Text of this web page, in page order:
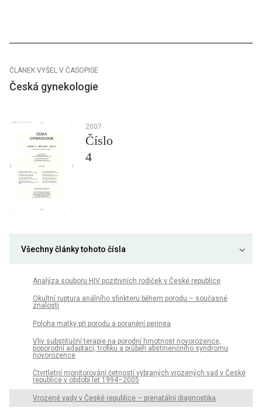
ČLÁNEK VYŠEL V ČASOPISE
Česká gynekologie
2007
Číslo
4
Všechny články tohoto čísla
Analýza souboru HIV pozitivních rodiček v České republice
Okultní ruptura análního sfinkteru během porodu – současné
znalosti
Poloha matky při porodu a poranění perinea
Vliv substituční terapie na porodní hmotnost novorozence,
poporodní adaptaci, trofiku a průběh abstinenčního syndromu
novorozence
Čtvrtletní monitorování četností vybraných vrozených vad v České
republice v období let 1994–2005
Vrozené vady v České republice – prenatální diagnostika